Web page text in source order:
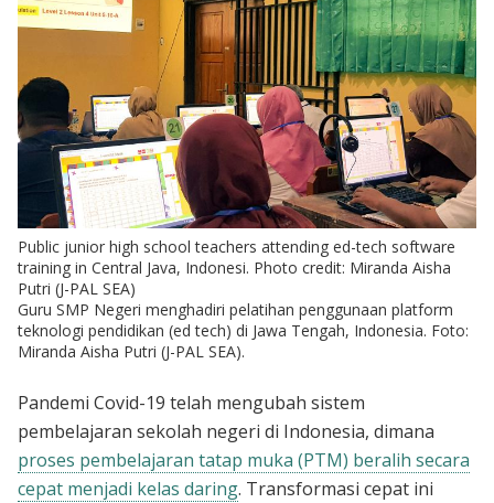
Public junior high school teachers attending ed-tech software
training in Central Java, Indonesi. Photo credit: Miranda Aisha
Putri (J-PAL SEA)
Guru SMP Negeri menghadiri pelatihan penggunaan platform
teknologi pendidikan (ed tech) di Jawa Tengah, Indonesia. Foto:
Miranda Aisha Putri (J-PAL SEA).
Pandemi Covid-19 telah mengubah sistem
pembelajaran sekolah negeri di Indonesia, dimana
proses pembelajaran tatap muka (PTM) beralih secara
cepat menjadi kelas daring. Transformasi cepat ini